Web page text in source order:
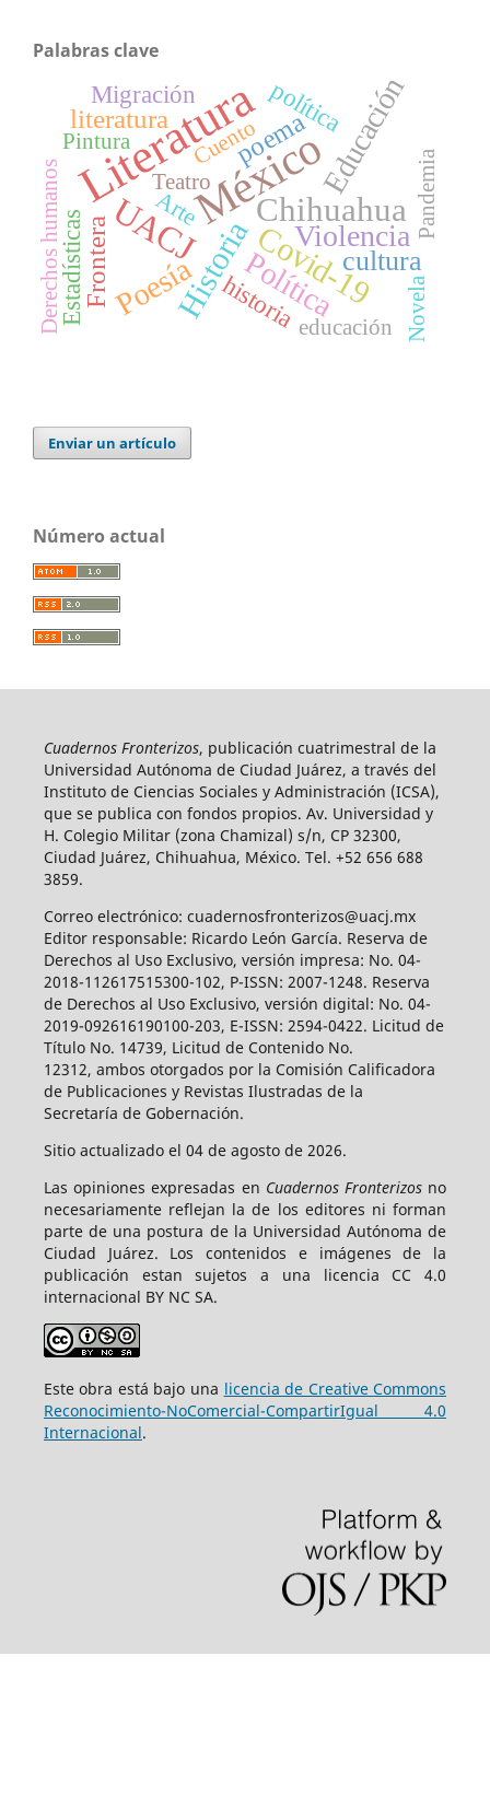
Palabras clave
Literatura
México
UACJ Chihuahua
HistoriaCovid-19
Poesía
Violencia
Educación
Políticacultura
poema
Frontera
literatura
Estadísticas
política
historia
Migración
Arte
Teatro
educación
Derechos humanos Pandemia
Cuento
Pintura
Novela
Enviar un artículo
Número actual
Cuadernos Fronterizos, publicación cuatrimestral de la
Universidad Autónoma de Ciudad Juárez, a través del
Instituto de Ciencias Sociales y Administración (ICSA),
que se publica con fondos propios. Av. Universidad y
H. Colegio Militar (zona Chamizal) s/n, CP 32300,
Ciudad Juárez, Chihuahua, México. Tel. +52 656 688
3859.
Correo electrónico: cuadernosfronterizos@uacj.mx
Editor responsable: Ricardo León García. Reserva de
Derechos al Uso Exclusivo, versión impresa: No. 04-
2018-112617515300-102, P-ISSN: 2007-1248. Reserva
de Derechos al Uso Exclusivo, versión digital: No. 04-
2019-092616190100-203, E-ISSN: 2594-0422. Licitud de
Título No. 14739, Licitud de Contenido No.
12312, ambos otorgados por la Comisión Calificadora
de Publicaciones y Revistas Ilustradas de la
Secretaría de Gobernación.
Sitio actualizado el 04 de agosto de 2026.
Las opiniones expresadas en Cuadernos Fronterizosno
necesariamente reflejan la de los editores ni forman
parte de una postura de la Universidad Autónoma de
Ciudad Juárez. Los contenidos e imágenes de la
publicación estan sujetos a una licencia CC 4.0
internacional BY NC SA.
Este obra está bajo una licencia de Creative Commons
Reconocimiento-NoComercial-CompartirIgual 4.0
Internacional.